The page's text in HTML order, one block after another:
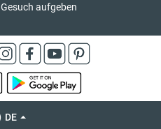
Gesuch aufgeben
DE